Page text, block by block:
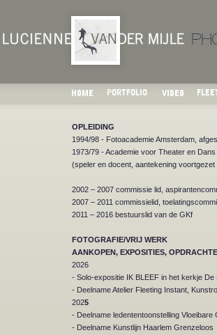
OPLEIDING
1994/98 - Fotoacademie Amsterdam,
1973/79 - Academie voor Theater en
(speler en docent, aantekening voortgezet
2002 – 2007 commissie lid,
2007 – 2011 commissielid,
2011 – 2016 bestuurslid van de GKf
FOTOGRAFIE/VRIJ WERK
AANKOPEN, EXPOSITIES,
2026
- Solo-expositie IK BLEEF in het kerkje De
- Deelname Atelier Fleeting Instant,
2025
- Deelname ledententoonstelling
- Deelname Kunstlijn Haarlem Grenzeloos